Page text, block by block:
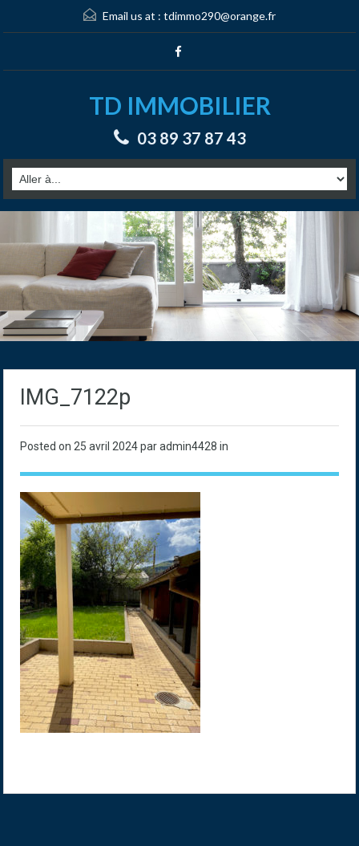
Email us at : tdimmo290@orange.fr
TD IMMOBILIER
03 89 37 87 43
IMG_7122p
Posted on 25 avril 2024par admin4428 in